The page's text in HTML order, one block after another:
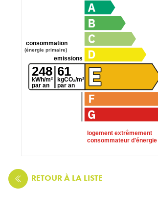
logement extrêmement
consommateur d'énergie
248
kWh/m²
par an
consommation
(énergie primaire)
61
kgCO₂/m²
par an
emissions
RETOURÀ LA LISTE